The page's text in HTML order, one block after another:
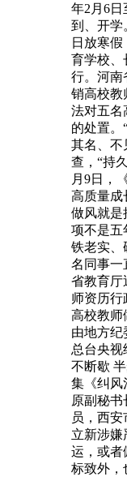
年2月6日
到、开学
日放寒
育学校、
行。河南
销高校教
法对五名
的处置。
其名、不
查，“持
月9日，
高质量成
做风就是
项不是五
铁老实、
名同事一
省教育厅
师资历行
高校教师
由地方纪
总台央视
不断歇
集《纠风
原副秘
员，西
立新涉嫌
运，或者
标致外，